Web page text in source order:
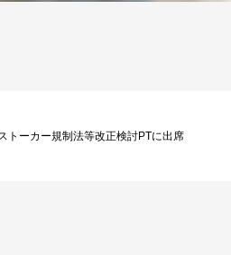
トーカー規制法等改正検討PTに出席